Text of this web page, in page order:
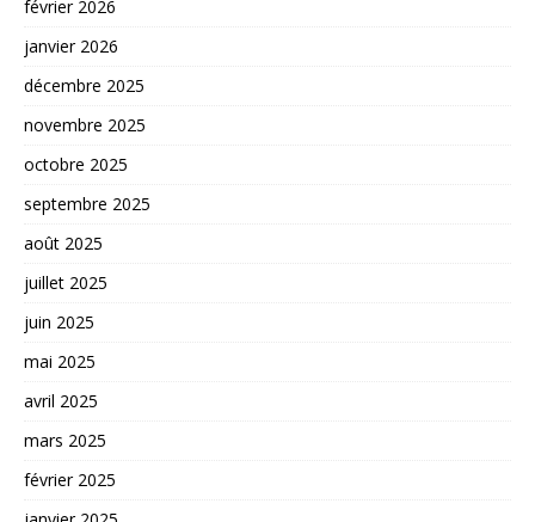
février 2026
janvier 2026
décembre 2025
novembre 2025
octobre 2025
septembre 2025
août 2025
juillet 2025
juin 2025
mai 2025
avril 2025
mars 2025
février 2025